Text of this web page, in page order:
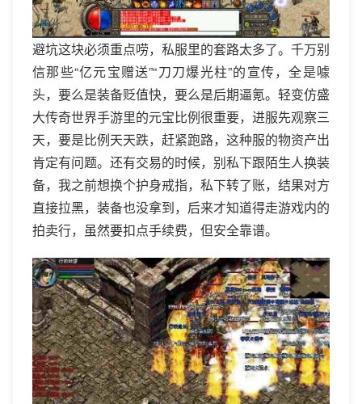
避坑这块必须重点唠，私服里的套路太多了。千万别
信那些“亿元宝赠送”“刀刀爆光柱”的宣传，全是噱
头，要么是装备贬值快，要么是后期逼氪。轻变仿盛
大传奇世界手游里的元宝比例很重要，进服先观察三
天，要是比例天天跌，赶紧跑路，这种服的物资产出
肯定有问题。还有交易的时候，别私下跟陌生人换装
备，我之前想换个护身戒指，私下转了账，结果对方
直接拉黑，装备也没拿到，后来才知道得走游戏内的
拍卖行，虽然要扣点手续费，但安全靠谱。